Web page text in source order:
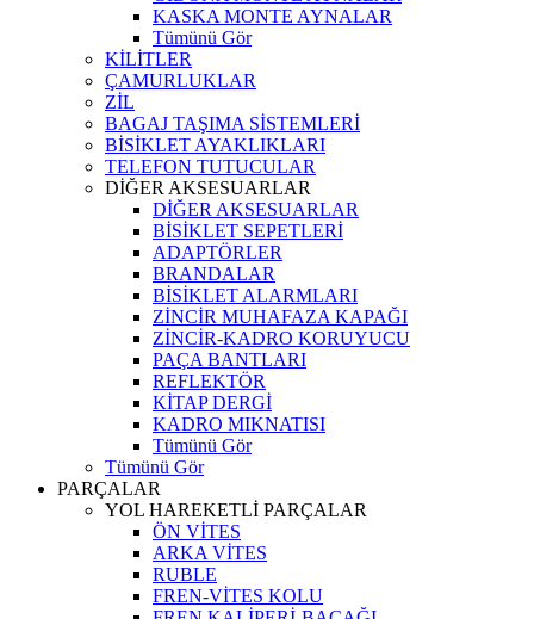
KASKA MONTE AYNALAR
Tümünü Gör
KİLİTLER
ÇAMURLUKLAR
ZİL
BAGAJ TAŞIMA SİSTEMLERİ
BİSİKLET AYAKLIKLARI
TELEFON TUTUCULAR
DİĞER AKSESUARLAR
DİĞER AKSESUARLAR
BİSİKLET SEPETLERİ
ADAPTÖRLER
BRANDALAR
BİSİKLET ALARMLARI
ZİNCİR MUHAFAZA KAPAĞI
ZİNCİR-KADRO KORUYUCU
PAÇA BANTLARI
REFLEKTÖR
KİTAP DERGİ
KADRO MIKNATISI
Tümünü Gör
Tümünü Gör
PARÇALAR
YOL HAREKETLİ PARÇALAR
ÖN VİTES
ARKA VİTES
RUBLE
FREN-VİTES KOLU